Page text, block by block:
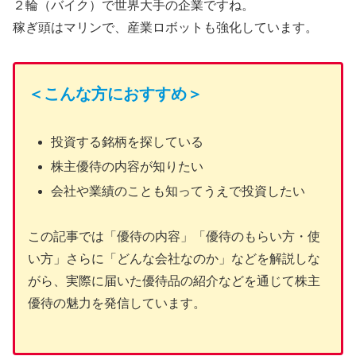
２輪（バイク）で世界大手の企業ですね。
稼ぎ頭はマリンで、産業ロボットも強化しています。
＜こんな方におすすめ＞
投資する銘柄を探している
株主優待の内容が知りたい
会社や業績のことも知ってうえで投資したい
この記事では「優待の内容」「優待のもらい方・使
い方」さらに「どんな会社なのか」などを解説しな
がら、実際に届いた優待品の紹介などを通じて株主
優待の魅力を発信しています。